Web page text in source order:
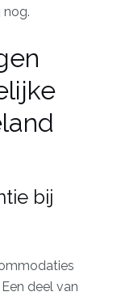
nog.
bij
deel van